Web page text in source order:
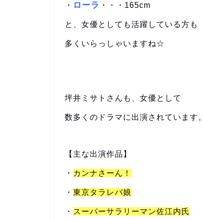
・ ローラ ・・・165cm
と、女優としても活躍している方も
多くいらっしゃいますね☆
坪井ミサトさんも、女優として
数多くのドラマに出演されています。
【主な出演作品】
・ カンナさーん！
・ 東京タラレバ娘
・ スーパーサラリーマン佐江内氏